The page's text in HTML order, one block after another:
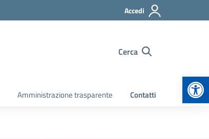
Accedi
Cerca
Amministrazione trasparente Contatti